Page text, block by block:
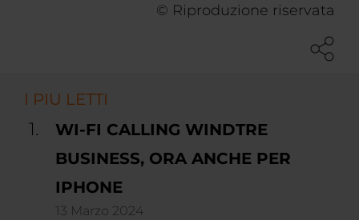
© Riproduzione riservata
I PIU LETTI
WI-FI CALLING WINDTRE
BUSINESS, ORA ANCHE PER
IPHONE
13 Marzo 2024